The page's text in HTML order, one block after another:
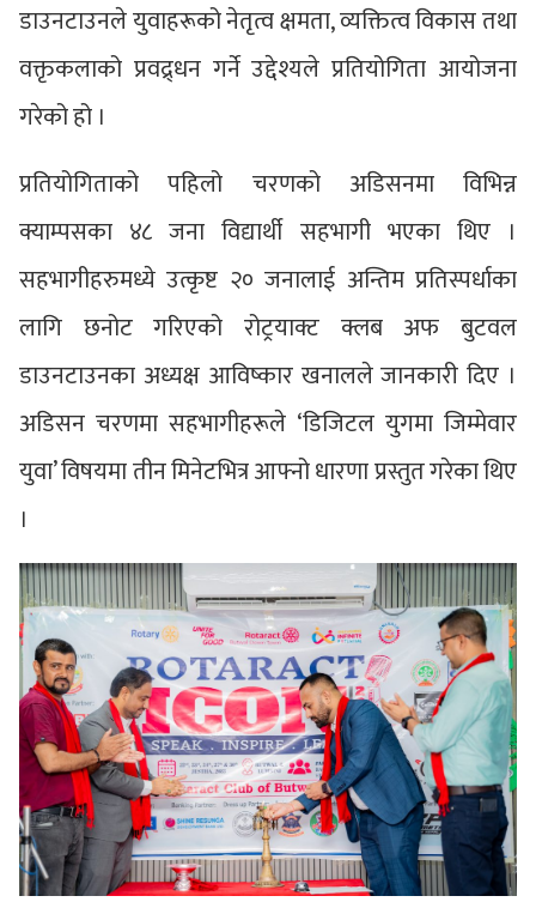
डाउनटाउनले युवाहरूको नेतृत्व क्षमता, व्यक्तित्व विकास तथा
वक्तृकलाको प्रवद्र्धन गर्ने उद्देश्यले प्रतियोगिता आयोजना
गरेको हो ।
प्रतियोगिताको पहिलो चरणको अडिसनमा विभिन्न
क्याम्पसका ४८ जना विद्यार्थी सहभागी भएका थिए ।
सहभागीहरुमध्ये उत्कृष्ट २० जनालाई अन्तिम प्रतिस्पर्धाका
लागि छनोट गरिएको रोट्रयाक्ट क्लब अफ बुटवल
डाउनटाउनका अध्यक्ष आविष्कार खनालले जानकारी दिए ।
अडिसन चरणमा सहभागीहरूले ‘डिजिटल युगमा जिम्मेवार
युवा’ विषयमा तीन मिनेटभित्र आफ्नो धारणा प्रस्तुत गरेका थिए
।